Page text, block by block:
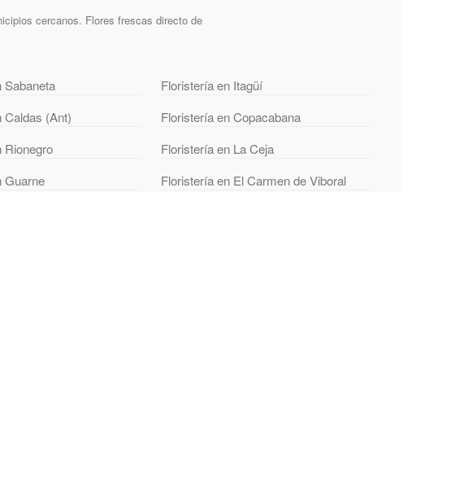
cercanos. Flores frescas directo de
Sabaneta
Floristería en Itagüí
Caldas (Ant)
Floristería en Copacabana
Rionegro
Floristería en La Ceja
Guarne
Floristería en El Carmen de Viboral